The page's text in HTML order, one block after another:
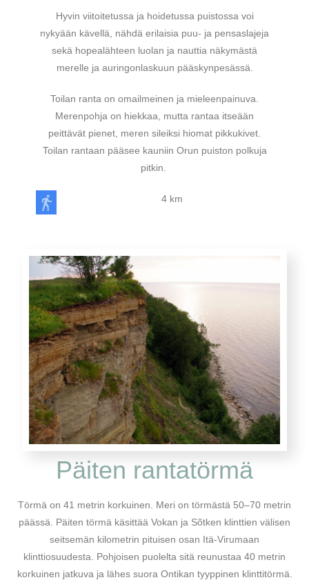
Hyvin viitoitetussa ja hoidetussa puistossa voi
nykyään kävellä, nähdä erilaisia puu- ja pensaslajeja
sekä hopealähteen luolan ja nauttia näkymästä
merelle ja auringonlaskuun pääskynpesässä.
Toilan ranta on omailmeinen ja mieleenpainuva.
Merenpohja on hiekkaa, mutta rantaa itseään
peittävät pienet, meren sileiksi hiomat pikkukivet.
Toilan rantaan pääsee kauniin Orun puiston polkuja
pitkin.
4 km
Päiten rantatörmä
Törmä on 41 metrin korkuinen. Meri on törmästä 50–70 metrin
päässä. Päiten törmä käsittää Vokan ja Sõtken klinttien välisen
seitsemän kilometrin pituisen osan Itä-Virumaan
klinttiosuudesta. Pohjoisen puolelta sitä reunustaa 40 metrin
korkuinen jatkuva ja lähes suora Ontikan tyyppinen klinttitörmä.